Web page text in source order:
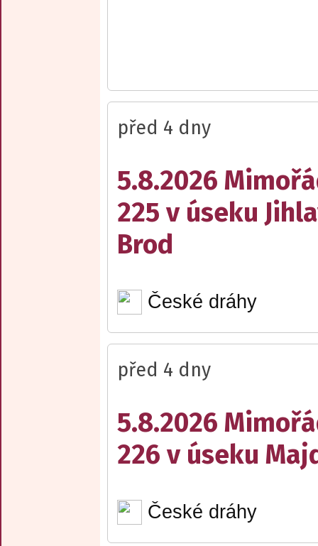
před 4 dny
5.8.2026
225 v úseku
Brod
České dráhy
před 4 dny
5.8.2026
226 v úseku
České dráhy